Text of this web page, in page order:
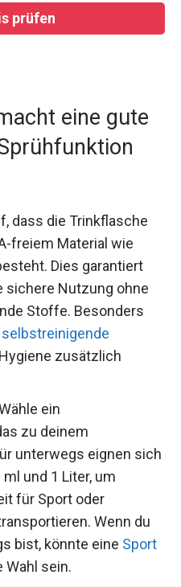
prüfen
eine gute
dass die Trinkflasche
freiem Material wie
Dies garantiert
sichere Nutzung ohne
Stoffe. Besonders
selbstreinigende
zusätzlich
ein
zu deinem
unterwegs eignen sich
und 1 Liter, um
für Sport oder
Wenn du
bist, könnte eine Sport
Wahl sein.